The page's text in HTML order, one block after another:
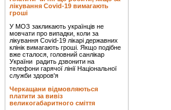
лікування Covid-19 вимагають
гроші
У МОЗ закликають українців не
мовчати про випадки, коли за
лікування Covid-19 лікарі державних
клінік вимагають гроші. Якщо подібне
вже сталося, головний санлікар
України радить дзвонити на
телефони гарячої лінії Національної
служби здоров'я
Черкащани відмовляються
платити за вивіз
великогабаритного сміття